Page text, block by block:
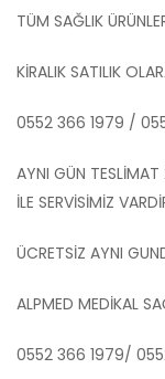
TÜM SAĞLIK
KİRALIK SATILIK
0552 366 1979 /
AYNI GÜN
İLE SERVİSİMİZ
ÜCRETSİZ AYNI
ALPMED MEDİKAL
0552 366 1979/